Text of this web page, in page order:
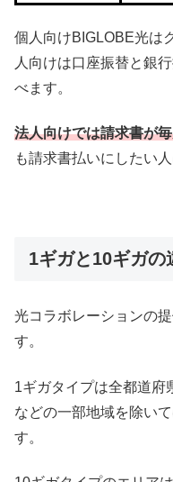
個人向けBIGLOBE光は
人向けは口座振替と銀
べます。
法人向けでは請求書が
も請求書払いにしたい人
1ギガと10ギガの
光コラボレーションの
す。
1ギガタイプは全都道府
などの一部地域を除い
す。